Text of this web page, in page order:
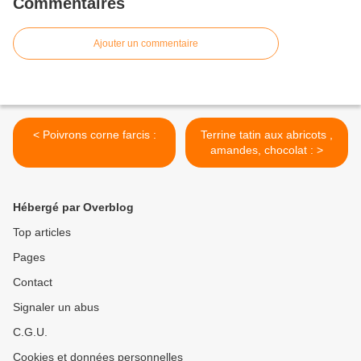
Ajouter un commentaire
< Poivrons corne farcis :
Terrine tatin aux abricots ,
amandes, chocolat : >
Hébergé par Overblog
Top articles
Pages
Contact
Signaler un abus
C.G.U.
Cookies et données personnelles